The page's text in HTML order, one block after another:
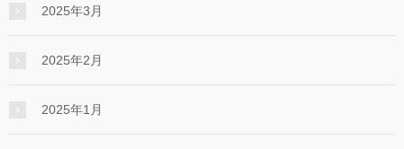
2025年3月
2025年2月
2025年1月